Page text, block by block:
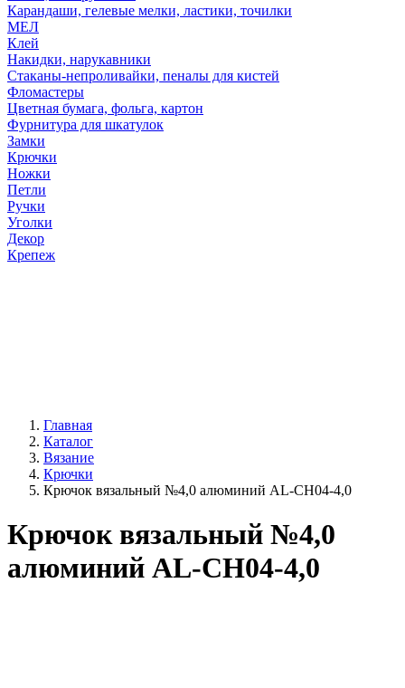
Карандаши, гелевые мелки, ластики, точилки
МЕЛ
Клей
Накидки, нарукавники
Стаканы-непроливайки, пеналы для кистей
Фломастеры
Цветная бумага, фольга, картон
Фурнитура для шкатулок
Замки
Крючки
Ножки
Петли
Ручки
Уголки
Декор
Крепеж
Главная
Каталог
Вязание
Крючки
Крючок вязальный №4,0 алюминий AL-CH04-4,0
Крючок вязальный №4,0
алюминий AL-CH04-4,0